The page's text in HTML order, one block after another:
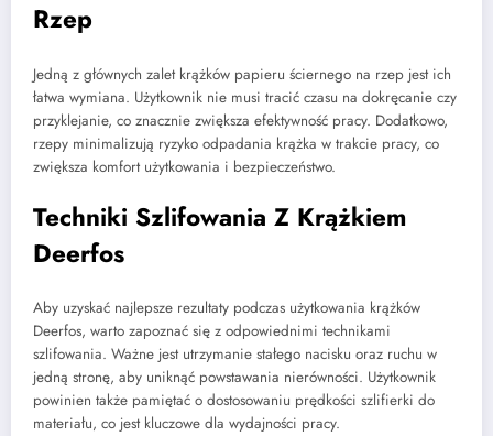
Rzep
Jedną z głównych zalet krążków papieru ściernego na rzep jest ich
łatwa wymiana. Użytkownik nie musi tracić czasu na dokręcanie czy
przyklejanie, co znacznie zwiększa efektywność pracy. Dodatkowo,
rzepy minimalizują ryzyko odpadania krążka w trakcie pracy, co
zwiększa komfort użytkowania i bezpieczeństwo.
Techniki Szlifowania Z Krążkiem
Deerfos
Aby uzyskać najlepsze rezultaty podczas użytkowania krążków
Deerfos, warto zapoznać się z odpowiednimi technikami
szlifowania. Ważne jest utrzymanie stałego nacisku oraz ruchu w
jedną stronę, aby uniknąć powstawania nierówności. Użytkownik
powinien także pamiętać o dostosowaniu prędkości szlifierki do
materiału, co jest kluczowe dla wydajności pracy.